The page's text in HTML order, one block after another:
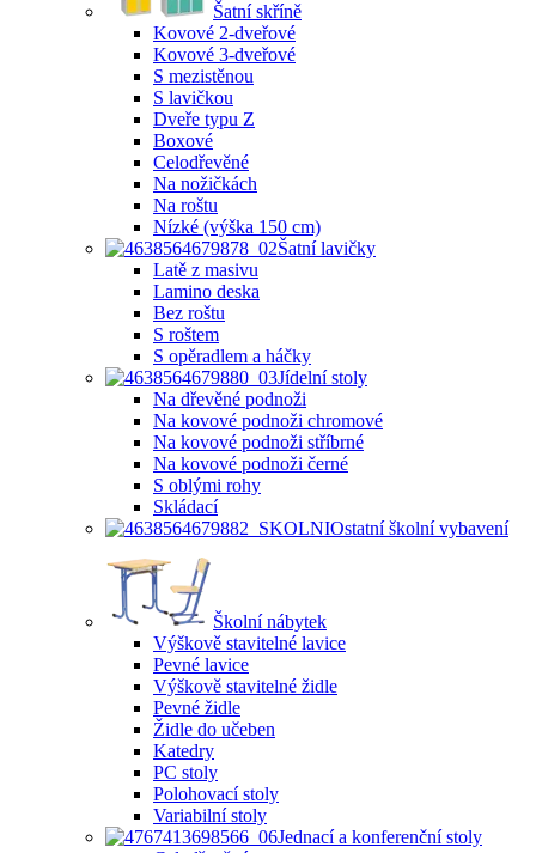
Šatní skříně
Kovové 2-dveřové
Kovové 3-dveřové
S mezistěnou
S lavičkou
Dveře typu Z
Boxové
Celodřevěné
Na nožičkách
Na roštu
Nízké (výška 150 cm)
Šatní lavičky
Latě z masivu
Lamino deska
Bez roštu
S roštem
S opěradlem a háčky
Jídelní stoly
Na dřevěné podnoži
Na kovové podnoži chromové
Na kovové podnoži stříbrné
Na kovové podnoži černé
S oblými rohy
Skládací
Ostatní školní vybavení
Školní nábytek
Výškově stavitelné lavice
Pevné lavice
Výškově stavitelné židle
Pevné židle
Židle do učeben
Katedry
PC stoly
Polohovací stoly
Variabilní stoly
Jednací a konferenční stoly